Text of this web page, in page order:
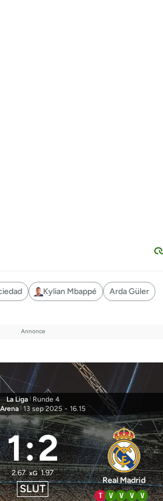
Kylian Mbappé Arda Güler
La Liga | Runde 4
| 13 sep 2025 - 16.15
1:2
2.67 xG 1.97
SLUT
Real Madrid
T V V V V